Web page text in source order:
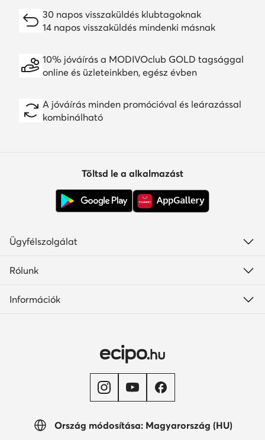
30 napos visszaküldés klubtagoknak
14 napos visszaküldés mindenki másnak
10% jóváírás a MODIVOclub GOLD tagsággal
online és üzleteinkben, egész évben
A jóváírás minden promócióval és leárazással
kombinálható
Ország módosítása: Magyarország (HU)
Töltsd le a alkalmazást
Ügyfélszolgálat
Rólunk
Információk